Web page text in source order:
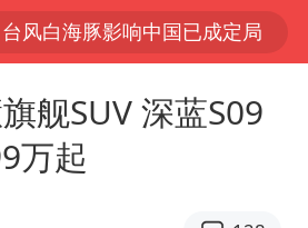
台风白海豚影响中国已成定局
郑国霖回应去景区上班被保安拦下
金饰克价大幅跳涨
舰SUV 深蓝S09
万起